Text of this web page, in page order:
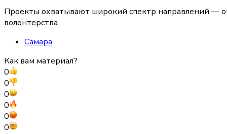
Проекты охватывают широкий спектр направлений —
волонтерства.
Самара
Как вам материал?
0
0
0
0
0
0